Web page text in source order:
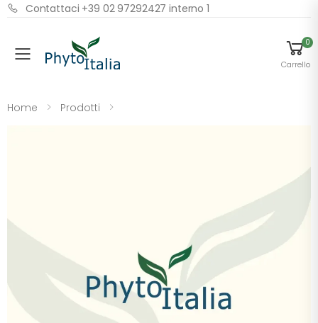
Contattaci +39 02 97292427 interno 1
Menu
0
Carrello
Home Prodotti